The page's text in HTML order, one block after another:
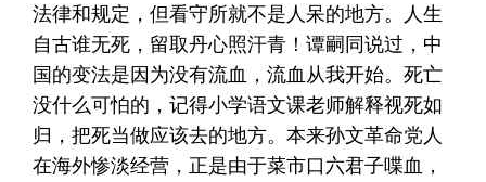
法律和规定，但看守所就不是人呆的地方。人生
自古谁无死，留取丹心照汗青！谭嗣同说过，中
国的变法是因为没有流血，流血从我开始。死亡
没什么可怕的，记得小学语文课老师解释视死如
归，把死当做应该去的地方。本来孙文革命党人
在海外惨淡经营，正是由于菜市口六君子喋血，